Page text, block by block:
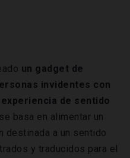
un gadget de
invidentes con
de sentido
basa en alimentar un
destinada a un sentido
y traducidos para el